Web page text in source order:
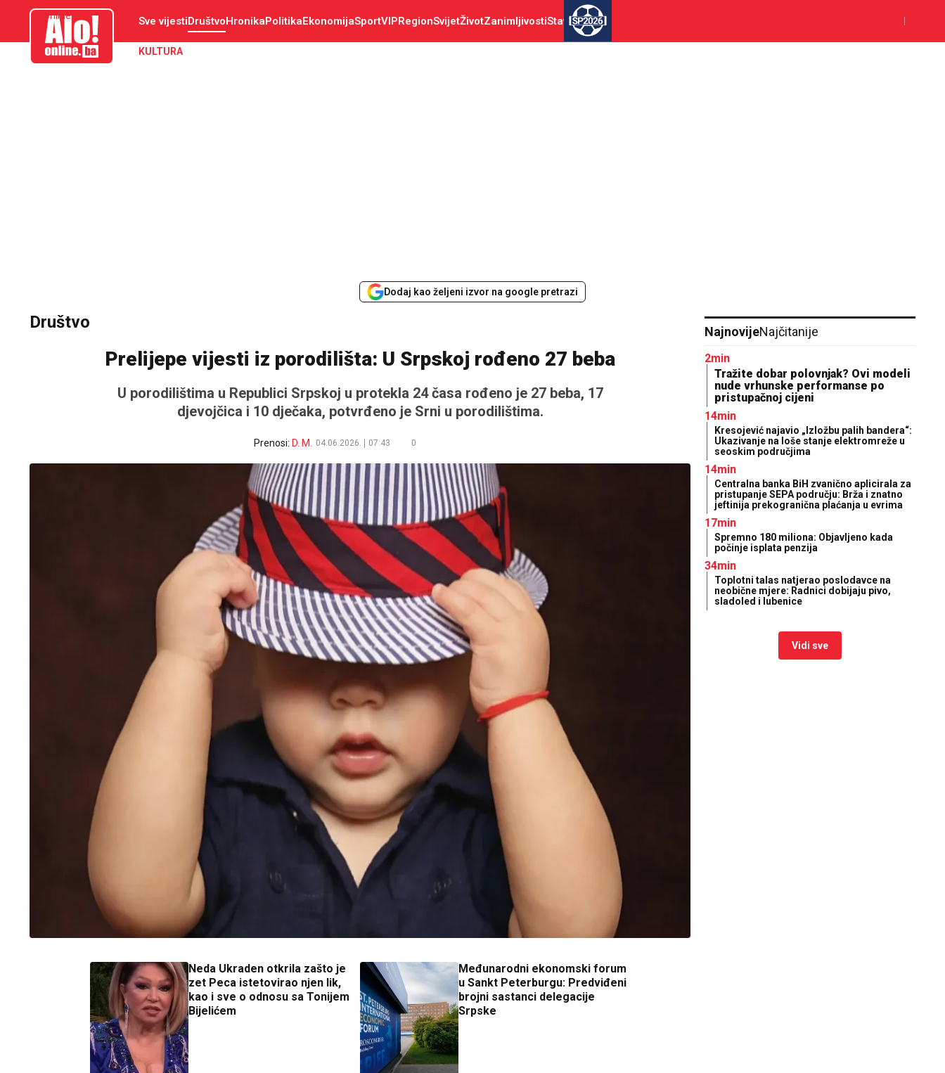
aloonline.ba Sve vijestiDruštvoHronikaPolitikaEkonomijaSportVIPRegionSvijetŽivotZanimljivostiStav SP2026
KULTURA
Dodaj kao željeni izvor na google pretrazi
Društvo
Prelijepe vijesti iz porodilišta: U Srpskoj rođeno 27 beba
U porodilištima u Republici Srpskoj u protekla 24 časa rođeno je 27 beba, 17
d‌jevojčica i 10 d‌ječaka, potvrđeno je Srni u porodilištima.
Prenosi: D. M. 04.06.2026. 07:43 0
Neda Ukraden otkrila zašto je
zet Peca istetovirao njen lik,
kao i sve o odnosu sa Tonijem
Bijelićem
Međunarodni ekonomski forum
u Sankt Peterburgu: Predviđeni
brojni sastanci delegacije
Srpske
NajnovijeNajčitanije
2min
Tražite dobar polovnjak? Ovi modeli
nude vrhunske performanse po
pristupačnoj cijeni
14min
Kresojević najavio „Izložbu palih bandera“:
Ukazivanje na loše stanje elektromreže u
seoskim područjima
14min
Centralna banka BiH zvanično aplicirala za
pristupanje SEPA području: Brža i znatno
jeftinija prekogranična plaćanja u evrima
17min
Spremno 180 miliona: Objavljeno kada
počinje isplata penzija
34min
Toplotni talas natjerao poslodavce na
neobične mjere: Radnici dobijaju pivo,
sladoled i lubenice
Vidi sve